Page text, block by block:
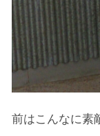
前はこんなに素